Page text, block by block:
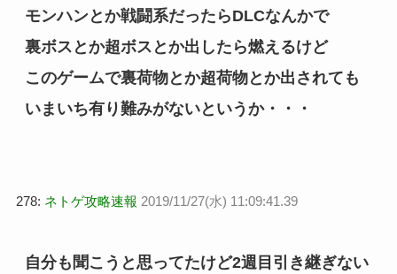
モンハンとか戦闘系だったらDLCなんかで
裏ボスとか超ボスとか出したら燃えるけど
このゲームで裏荷物とか超荷物とか出されても
いまいち有り難みがないというか・・・
278: ネトゲ攻略速報 2019/11/27(水) 11:09:41.39
自分も聞こうと思ってたけど2週目引き継ぎない